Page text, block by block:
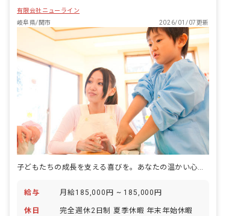
有限会社ニューライン
岐阜県/関市
2026/01/07更新
子どもたちの成長を支える喜びを。あなたの温かい心、ここで輝かせませんか？
給与 月給185,000円 ~ 185,000円
休日
完全週休2日制 夏季休暇 年末年始休暇